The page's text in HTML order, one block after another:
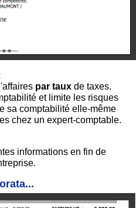
par taux de taxes.
et limite les risques
sa comptabilité elle-même
chez un expert-comptable.
informations en fin de